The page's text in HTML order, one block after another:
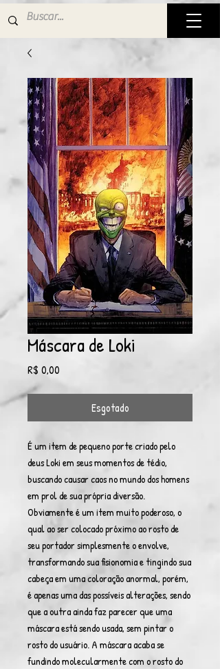
Máscara de Loki
R$ 0,00
Esgotado
É um item de pequeno porte criado pelo
deus Loki em seus momentos de tédio,
buscando causar caos no mundo dos homens
em prol de sua própria diversão.
Obviamente é um item muito poderoso, o
qual ao ser colocado próximo ao rosto de
seu portador simplesmente o envolve,
transformando sua fisionomia e tingindo sua
cabeça em uma coloração anormal, porém,
é apenas uma das possíveis alterações, sendo
que a outra ainda faz parecer que uma
máscara está sendo usada, sem pintar o
rosto do usuário. A máscara acaba se
fundindo molecularmente com o rosto do